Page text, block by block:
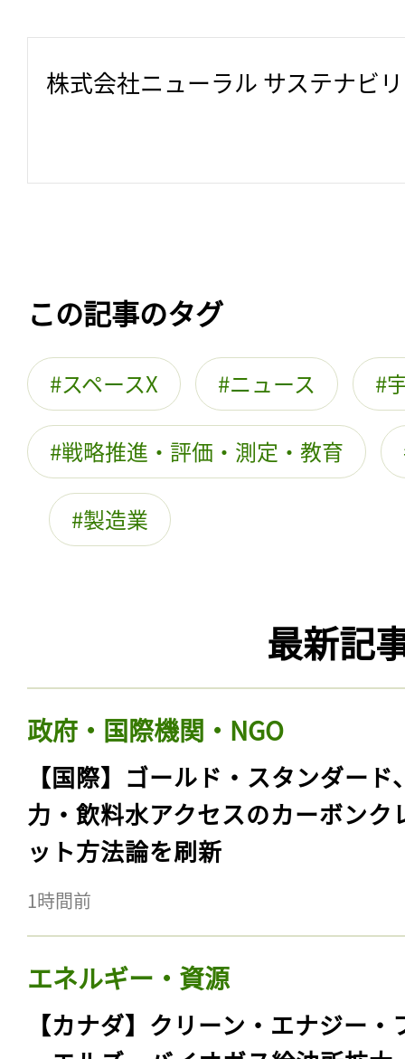
株式会社ニューラル サステナビ
この記事のタグ
スペースX ニュース
戦略推進・評価・測定・教育
製造業
最新記
政府・国際機関・NGO
【国際】ゴールド・スタンダード
力・飲料水アクセスのカーボンク
ット方法論を刷新
1時間前
エネルギー・資源
【カナダ】クリーン・エナジー・